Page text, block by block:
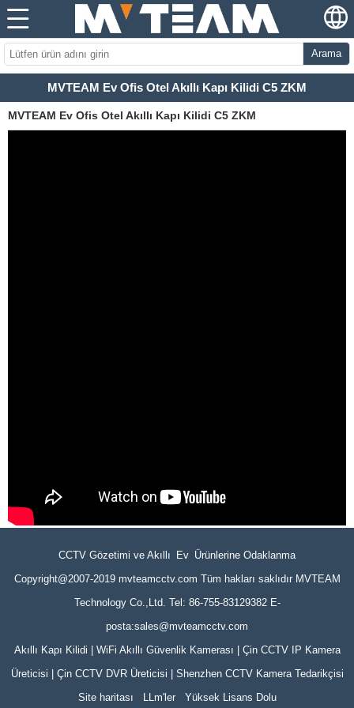
Arama
MVTEAM Ev Ofis Otel Akıllı Kapı Kilidi C5 ZKM
MVTEAM Ev Ofis Otel Akıllı Kapı Kilidi C5 ZKM
CCTV Gözetimi ve Akıllı Ev Ürünlerine Odaklanma
Copyright@2007-2019 mvteamcctv.com Tüm hakları saklıdır MVTEAM
Technology Co.,Ltd. Tel: 86-755-83129382 E-
posta:sales@mvteamcctv.com
Akıllı Kapı Kilidi | WiFi Akıllı Güvenlik Kamerası | Çin CCTV IP Kamera
Üreticisi | Çin CCTV DVR Üreticisi | Shenzhen CCTV Kamera Tedarikçisi
Site haritası
LLm'ler Yüksek Lisans Dolu